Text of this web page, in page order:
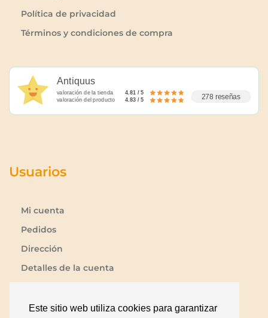
Este sitio web utiliza cookies para garantizar
Política de privacidad
Términos y condiciones de compra
Antiquus
valoración de la tienda
4.81 / 5
valoración del producto
4.83 / 5 278 reseñas
Usuarios
Mi cuenta
Pedidos
Dirección
Detalles de la cuenta
Contraseña perdida